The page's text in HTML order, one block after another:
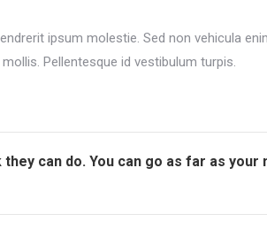
ipsum molestie. Sed non vehicula
Pellentesque id vestibulum turpis.
can do. You can go as far as